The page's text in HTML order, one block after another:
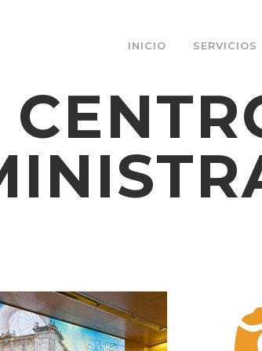
INICIO SERVICIOS